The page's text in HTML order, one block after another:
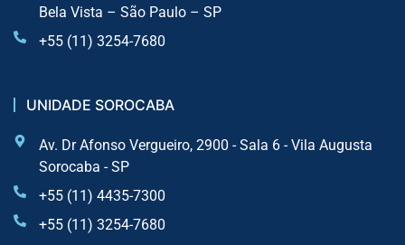
Bela Vista – São Paulo – SP
+55 (11) 3254-7680
UNIDADE SOROCABA
Av. Dr Afonso Vergueiro, 2900 - Sala 6 - Vila Augusta
Sorocaba - SP
+55 (11) 4435-7300
+55 (11) 3254-7680